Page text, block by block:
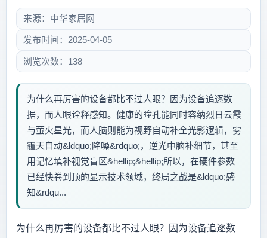
来源：中华家居网
发布时间：2025-04-05
浏览次数：138
为什么再厉害的设备都比不过人眼？因为设备追逐数
据，而人眼诠释感知。健康的瞳孔能同时容纳烈日云霞
与萤火星光，而人脑则能为视野自动补全光影逻辑，雾
霾天自动&ldquo;降噪&rdquo;，逆光中脑补细节，甚至
用记忆填补视觉盲区&hellip;&hellip;所以，在硬件参数
已经快卷到顶的显示技术领域，终局之战是&ldquo;感
知&rdqu...
为什么再厉害的设备都比不过人眼？因为设备追逐数